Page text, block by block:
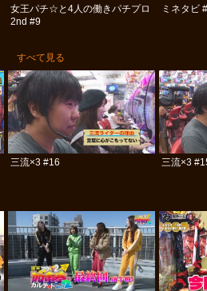
女王パチ☆と4人の働きパチプロ
2nd #9
ミネタビ
すべて見る
三流×3 #16 三流×3